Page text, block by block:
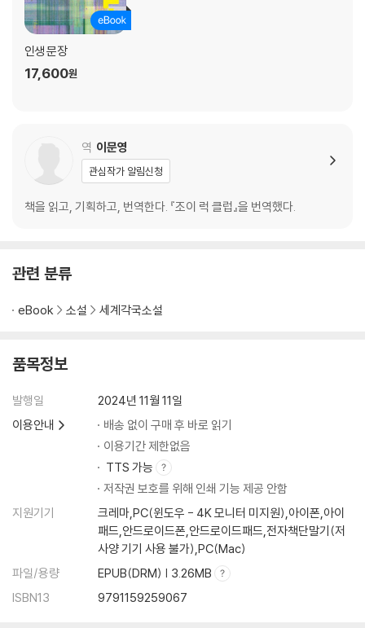
던 어린 시절부터 세무 전문 변호사가 된 지금까지 쭉. 하지만 사실 그의 엄
마 린도가 바라는 것은 그저 딸이 자신의 이야기를 정확히 이해해주는 것
뿐이다.
로즈는 어느 날 갑자기 남편으로부터 이혼을 통보받고 혼란스러워한다. 엄
레나의 결혼 생활은 위태롭다. 연애 시절부터 ‘더치페이 아닌 더치페이’를
했던 그들은 결혼 뒤에도 그 원칙을 철저히 고수하고 있다. 레나는 가계부
를 썼으니 내가 50달러를 줘야겠네. 아, 내가 50달러어치 원예용품을 샀
순간부터 이 생활에 이유 모를 회의를 느끼면서도 어찌할 바를 알지 못해
왔던 아픈 과거를 딸에게 모두 들려주겠다고. 그로써 딸에게 범의 기운을
결국 모든 이야기가 하나로 통하고 있음을 깨닫게 된다. 나아가 이들의 이
다. 결국 『조이 럭 클럽』은 여성의 계보로 이어져 내려온 삶의 역사다.
천 리 너머에서 온 깃털과
눈물을 마시고 살아가는 까치,
금색 면과 검은 면을 동시에 지닌 호랑이가 살아가는
인생이라는 신화의 세계
『조이 럭 클럽』을 쓴 작가 에이미 탄은 엄마의 인생을 이해하는 순간, 작가
로서의 삶이 열렸다고 회고한다. 우리의 삶은 그 자체로 이 세상 모든 이야
기가 살아 숨 쉬는 보고이자, 파도처럼 강한 힘이 도사리고 있는 신비의 세
계이기 때문일 것이다.
인생 문장
17,600원
역 이문영
관심작가 알림신청
책을 읽고, 기획하고, 번역한다. 『조이 럭 클럽』을 번역했다.
관련 분류
eBook 소설 세계각국소설
품목정보
발행일
2024년 11월 11일
이용안내
배송 없이 구매 후 바로 읽기
이용기간 제한없음
TTS 가능
저작권 보호를 위해 인쇄 기능 제공 안함
지원기기
크레마,PC(윈도우 - 4K 모니터 미지원),아이폰,아이
패드,안드로이드폰,안드로이드패드,전자책단말기(저
사양 기기 사용 불가),PC(Mac)
파일/용량
EPUB(DRM) | 3.26MB
ISBN13
9791159259067